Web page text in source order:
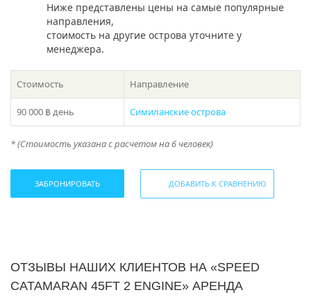
Не упустите возможность арендовать моторный
катамаран «Speed Catamaran 45ft 2 engine» на Пхукете и
создать незабываемые воспоминания с семьей или
друзьями. Бронируйте уже сейчас и готовьтесь к
увлекательным приключениям на водах тропического
рая!
Если у вас остался вопрос “Какое направление выбрать
с Пхукета?” , то в подборе экскурсии вам поможет наш
раздел
островов!
Либо наш менеджер предложит вам варианты исходя
из ваших пожеланий – просто закажите звонок или
Ниже представлены цены на самые популярные
направления,
стоимость на другие острова уточните у
менеджера.
Стоимость Направление
90 000 ฿день Симиланские острова
* (Стоимость указана с расчетом на 6 человек)
ЗАБРОНИРОВАТЬ ДОБАВИТЬ К СРАВНЕНИЮ
ОТЗЫВЫ НАШИХ КЛИЕНТОВ НА «SPEED
CATAMARAN 45FT 2 ENGINE» АРЕНДА